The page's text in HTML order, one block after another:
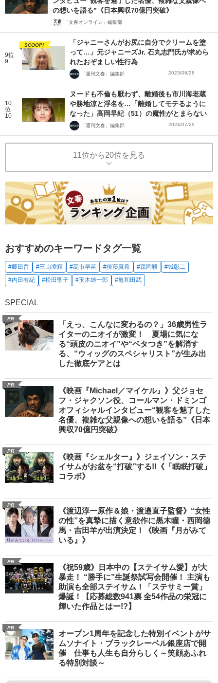
の想いを語る”《日本興収70億円突破》
「文春オンライン」編集部
9位
9
SCOOP!
「ジャニーさんがお尻に自分でクリームを塗
って…」元ジャニーズJr. 石丸志門氏が求めら
れたおぞましい性行為
「週刊文春」編集部 2023/06/28
10
位
10
ヌードも不倫も厭わず、離婚後も市川海老蔵
や勝地涼と浮名を…「離婚してモテるように
なった」高岡早紀（51）の魔性がとまらない
「週刊文春」編集部 2024/07/29
11位から20位を見る
おすすめのキーワードタグ一覧
#藤田晋 #三山凌輝 #高市早苗 #後藤真希 #森岡毅
#城彰二
#内田有紀
#松田聖子 #玉木雄一郎 #亀和田武
SPECIAL
PR
「えっ、こんなに変わるの？」36歳男性ラ
イターのニオイが激変！ 夏場に気にな
る“頭皮のニオイ”や“ベタつき”を解消す
る、“ウィッグのスペシャリスト”が生み出
した徹底ケアとは
PR
《映画『Michael／マイケル』》父ジョセ
フ・ジャクソン役、コールマン・ドミンゴ
オフィシャルインタビュー“観客を魅了した
名優、複雑な父親像への想いを語る”《日本
興収70億円突破》
PR
《映画『シェルター』》ジェイソン・ステ
イサムがお盆を“打破”する!!《「眠眠打破」
コラボ》
PR
《渡辺淳一原作＆娘・渡邉直子監督》“女性
の性”を真摯に描く意欲作に黒木瞳・西岡德
馬・吉田羊が出演決定！《映画『月がみて
いる』》
PR
《祝59歳》日本中の【ステイサム愛】が大
暴走！ “勝手に”生誕祭試写会開催！ 主演も
助演も全部ステイサム！「ステサミー賞」
爆誕！【応募総数941票 全54作品の栄冠に
輝いた作品とはー!?】
PR
オープン1周年を記念した特別イベントがサ
ムソナイト・ブラックレーベル銀座店で開
催 仕事も人生も自分らしく～笑顔あふれ
る特別対談～